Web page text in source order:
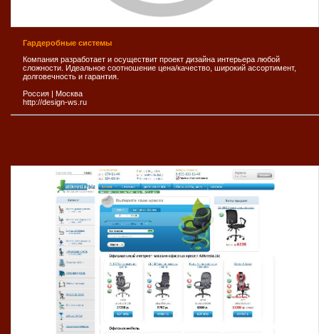
Гардеробные системы
Компания разработает и осуществит проект дизайна интерьера любой
сложности. Идеальное соотношение цена/качество, широкий ассортимент,
долговечность и гарантия.
Россия | Москва
http://design-ws.ru